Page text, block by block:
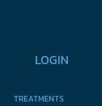
LOGIN
TREATMENTS